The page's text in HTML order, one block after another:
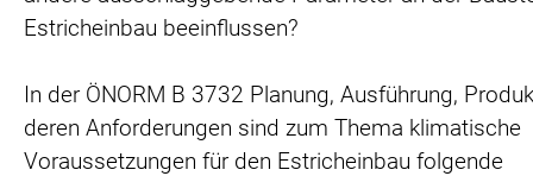
Estricheinbau beeinflussen?
In der ÖNORM B 3732 Planung, Ausführung,
deren Anforderungen sind zum Thema klimatische
Voraussetzungen für den Estricheinbau folgende